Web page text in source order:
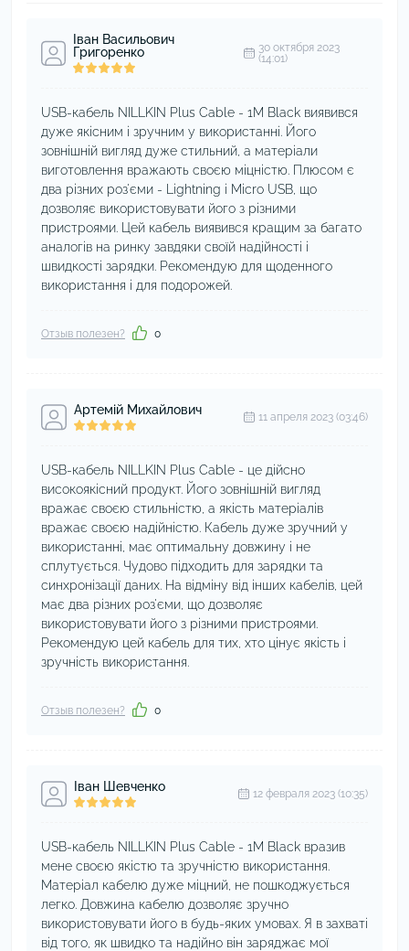
Іван Васильович
Григоренко
30 октября 2023
(14:01)
USB-кабель NILLKIN Plus Cable - 1M Black виявився
дуже якісним і зручним у використанні. Його
зовнішній вигляд дуже стильний, а матеріали
виготовлення вражають своєю міцністю. Плюсом є
два різних роз'єми - Lightning і Micro USB, що
дозволяє використовувати його з різними
пристроями. Цей кабель виявився кращим за багато
аналогів на ринку завдяки своїй надійності і
швидкості зарядки. Рекомендую для щоденного
використання і для подорожей.
Отзыв полезен? 0
Артемій Михайлович 11 апреля 2023 (03:46)
USB-кабель NILLKIN Plus Cable - це дійсно
високоякісний продукт. Його зовнішній вигляд
вражає своєю стильністю, а якість матеріалів
вражає своєю надійністю. Кабель дуже зручний у
використанні, має оптимальну довжину і не
сплутується. Чудово підходить для зарядки та
синхронізації даних. На відміну від інших кабелів, цей
має два різних роз'єми, що дозволяє
використовувати його з різними пристроями.
Рекомендую цей кабель для тих, хто цінує якість і
зручність використання.
Отзыв полезен? 0
Іван Шевченко 12 февраля 2023 (10:35)
USB-кабель NILLKIN Plus Cable - 1M Black вразив
мене своєю якістю та зручністю використання.
Матеріал кабелю дуже міцний, не пошкоджується
легко. Довжина кабелю дозволяє зручно
використовувати його в будь-яких умовах. Я в захваті
від того, як швидко та надійно він заряджає мої